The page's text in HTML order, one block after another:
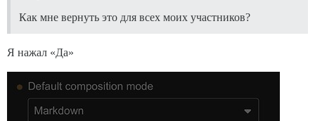
Как мне вернуть это для всех моих участников?
Я нажал «Да»